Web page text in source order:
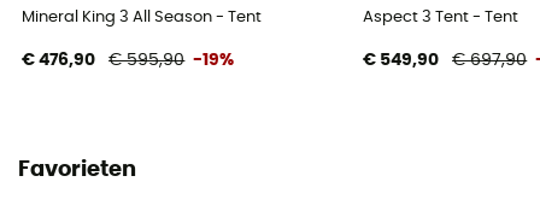
Nylon ripstop Sil/Sil 20D
Materialen binnentent
Bodemmaterialen
Mineral King 3 All Season - Tent
€ 476,90 € 595,90 -19%
Aspect 3 Tent - Tent
€ 549,90 € 697,90
Favorieten